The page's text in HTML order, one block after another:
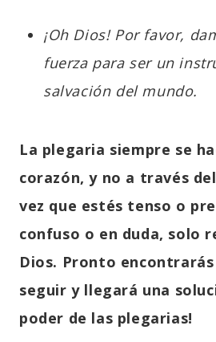
¡Oh Dios! Por favor,
fuerza para ser un
salvación del mundo.
La plegaria siempre se
corazón, y no a través
vez que estés tenso o
confuso o en duda, solo
Dios. Pronto
seguir y llegará una
poder de las plegarias!